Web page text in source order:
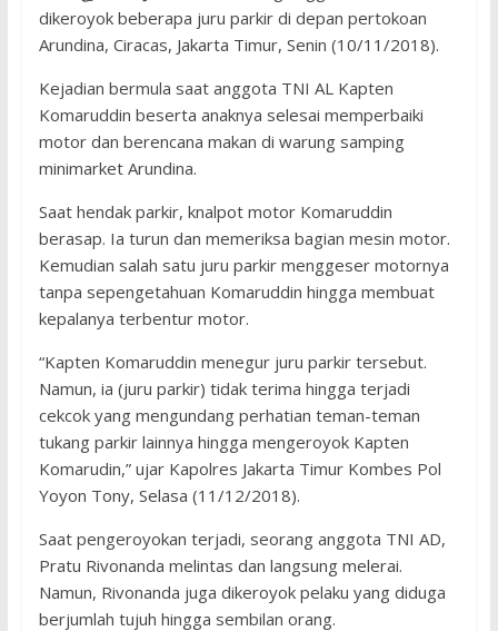
dikeroyok beberapa juru parkir di depan pertokoan
Arundina, Ciracas, Jakarta Timur, Senin (10/11/2018).
Kejadian bermula saat anggota TNI AL Kapten
Komaruddin beserta anaknya selesai memperbaiki
motor dan berencana makan di warung samping
minimarket Arundina.
Saat hendak parkir, knalpot motor Komaruddin
berasap. Ia turun dan memeriksa bagian mesin motor.
Kemudian salah satu juru parkir menggeser motornya
tanpa sepengetahuan Komaruddin hingga membuat
kepalanya terbentur motor.
“Kapten Komaruddin menegur juru parkir tersebut.
Namun, ia (juru parkir) tidak terima hingga terjadi
cekcok yang mengundang perhatian teman-teman
tukang parkir lainnya hingga mengeroyok Kapten
Komarudin,” ujar Kapolres Jakarta Timur Kombes Pol
Yoyon Tony, Selasa (11/12/2018).
Saat pengeroyokan terjadi, seorang anggota TNI AD,
Pratu Rivonanda melintas dan langsung melerai.
Namun, Rivonanda juga dikeroyok pelaku yang diduga
berjumlah tujuh hingga sembilan orang.